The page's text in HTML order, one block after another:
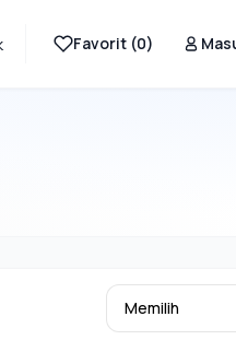
Favorit (0)